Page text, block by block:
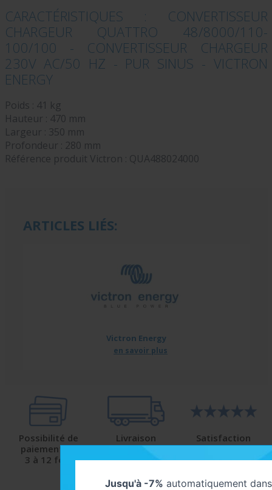
CARACTÉRISTIQUES : CONVERTISSEUR
CHARGEUR QUATTRO 48/8000/110-
100/100 - CONVERTISSEUR CHARGEUR
230V AC/50 HZ - PUR SINUS - VICTRON
ENERGY
Poids : 41 kg
Hauteur : 470 mm
Largeur : 350 mm
Profondeur : 280 mm
Référence produit Victron : QUA488024000
ARTICLES LIÉS:
Victron Energy
en savoir plus
Possibilité de
paiement de
3 à 12 fois
Livraison
protégée
et sécurisée
Satisfaction
client
9.5/10 avec Avis-
Jusqu'à -7% automatiquement